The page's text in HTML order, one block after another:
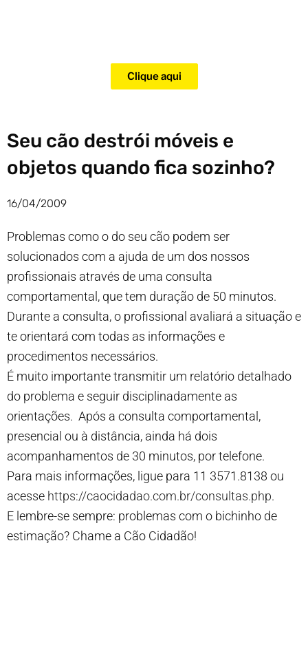
Clique aqui
Seu cão destrói móveis e
objetos quando fica sozinho?
16/04/2009
Problemas como o do seu cão podem ser
solucionados com a ajuda de um dos nossos
profissionais através de uma consulta
comportamental, que tem duração de 50 minutos.
Durante a consulta, o profissional avaliará a situação e
te orientará com todas as informações e
procedimentos necessários.
É muito importante transmitir um relatório detalhado
do problema e seguir disciplinadamente as
orientações. Após a consulta comportamental,
presencial ou à distância, ainda há dois
acompanhamentos de 30 minutos, por telefone.
Para mais informações, ligue para 11 3571.8138 ou
acesse https://caocidadao.com.br/consultas.php.
E lembre-se sempre: problemas com o bichinho de
estimação? Chame a Cão Cidadão!